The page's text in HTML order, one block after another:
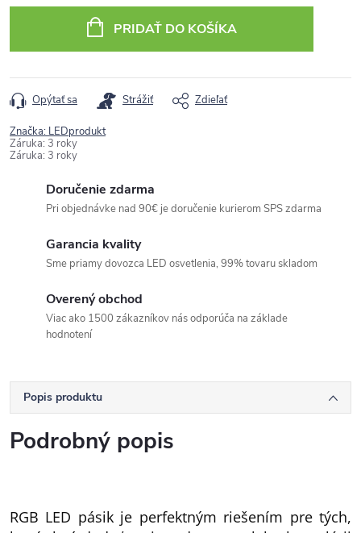
cena:
PRIDAŤ DO KOŠÍKA
Opýtať sa Strážiť Zdieľať
Značka: LEDprodukt
Záruka: 3 roky
Záruka: 3 roky
Doručenie zdarma
Pri objednávke nad 90€ je doručenie kurierom SPS zdarma
Garancia kvality
Sme priamy dovozca LED osvetlenia, 99% tovaru skladom
Overený obchod
Viac ako 1500 zákazníkov nás odporúča na základe
hodnotení
Popis produktu
Podrobný popis
RGB LED pásik je perfektným riešením pre tých,